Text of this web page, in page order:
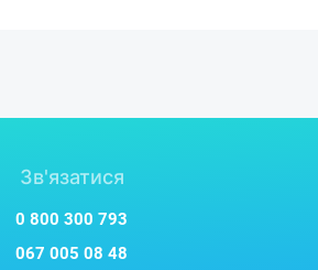
Зв'язатися
0 800 300 793
067 005 08 48